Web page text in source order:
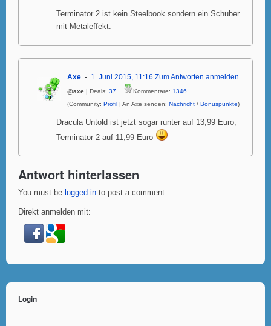
Terminator 2 ist kein Steelbook sondern ein Schuber
mit Metaleffekt.
Axe 1. Juni 2015, 11:16 Zum Antworten anmelden
@axe | Deals: 37 Kommentare: 1346
(Community: Profil | An Axe senden: Nachricht / Bonuspunkte)
Dracula Untold ist jetzt sogar runter auf 13,99 Euro,
Terminator 2 auf 11,99 Euro
Antwort hinterlassen
You must be logged in to post a comment.
Direkt anmelden mit:
Login